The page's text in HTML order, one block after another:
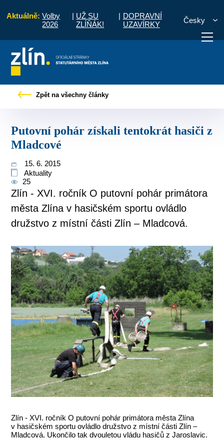
Aktuálně: Volby
2026
| UŽ SU
ZLÍŇÁK!
| DOPRAVNÍ
UZAVÍRKY
Česky
vyřídit Potřebuji zaplatit
Zpět na všechny články
Putovní pohár získali tentokrát hasiči z
Mladcové
15. 6. 2015
Aktuality
25
Zlín - XVI. ročník O putovní pohár primátora
města Zlína v hasičském sportu ovládlo
družstvo z místní části Zlín – Mladcová.
Zlín - XVI. ročník O putovní pohár primátora města Zlína
v hasičském sportu ovládlo družstvo z místní části Zlín –
Mladcová. Ukončilo tak dvouletou vládu hasičů z Jaroslavic.